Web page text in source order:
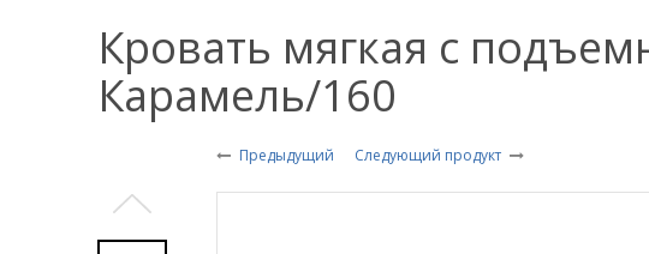
Кровать мягкая с
Карамель/160
Предыдущий Следующий продукт